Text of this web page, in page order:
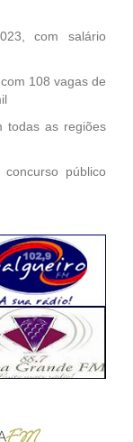
com salário
108 vagas de
todas as regiões
público